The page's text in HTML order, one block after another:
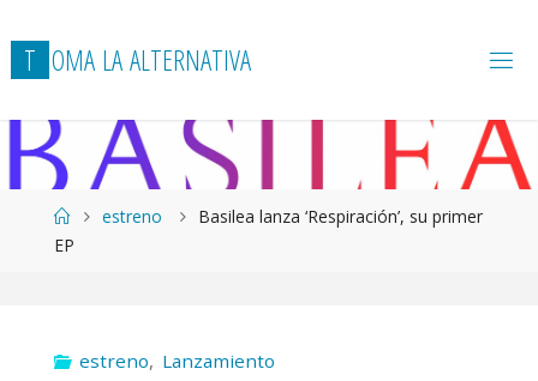
T OMA LAALTERNATIVA
Página
de
estreno
Basilea lanza ‘Respiración’, su primer
EP
estreno, Lanzamiento